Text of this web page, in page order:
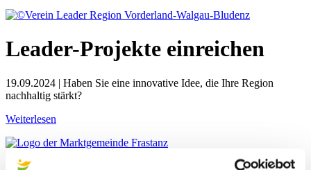
Leader-Projekte einreichen
19.09.2024 | Haben Sie eine innovative Idee, die Ihre Region
nachhaltig stärkt?
Weiterlesen